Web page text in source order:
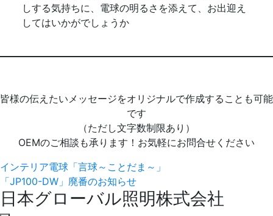
しする気持ちに、電球の明るさを添えて、お出迎え
してはいかがでしょうか
皆様の伝えたいメッセージをオリジナルで作成することも可能
です
（ただし文字数制限あり）
OEMのご相談も承ります！お気軽にお問合せください
Posts
navigation
インテリア電球「言球～ことだま～」
「JP100-DW」廃番のお知らせ
日本グローバル照明株式会社